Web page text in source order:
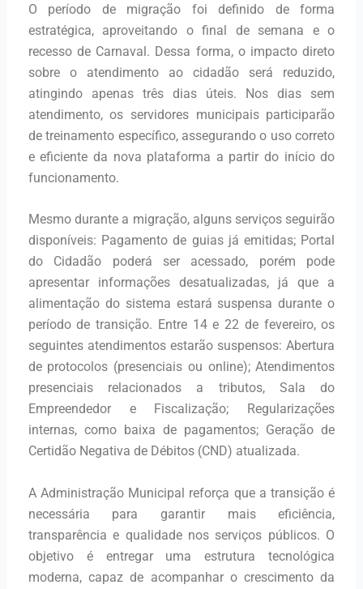
O período de migração foi definido de forma
estratégica, aproveitando o final de semana e o
recesso de Carnaval. Dessa forma, o impacto direto
sobre o atendimento ao cidadão será reduzido,
atingindo apenas três dias úteis. Nos dias sem
atendimento, os servidores municipais participarão
de treinamento específico, assegurando o uso correto
e eficiente da nova plataforma a partir do início do
funcionamento.
Mesmo durante a migração, alguns serviços seguirão
disponíveis: Pagamento de guias já emitidas; Portal
do Cidadão poderá ser acessado, porém pode
apresentar informações desatualizadas, já que a
alimentação do sistema estará suspensa durante o
período de transição. Entre 14 e 22 de fevereiro, os
seguintes atendimentos estarão suspensos: Abertura
de protocolos (presenciais ou online); Atendimentos
presenciais relacionados a tributos, Sala do
Empreendedor e Fiscalização; Regularizações
internas, como baixa de pagamentos; Geração de
Certidão Negativa de Débitos (CND) atualizada.
A Administração Municipal reforça que a transição é
necessária para garantir mais eficiência,
transparência e qualidade nos serviços públicos. O
objetivo é entregar uma estrutura tecnológica
moderna, capaz de acompanhar o crescimento da